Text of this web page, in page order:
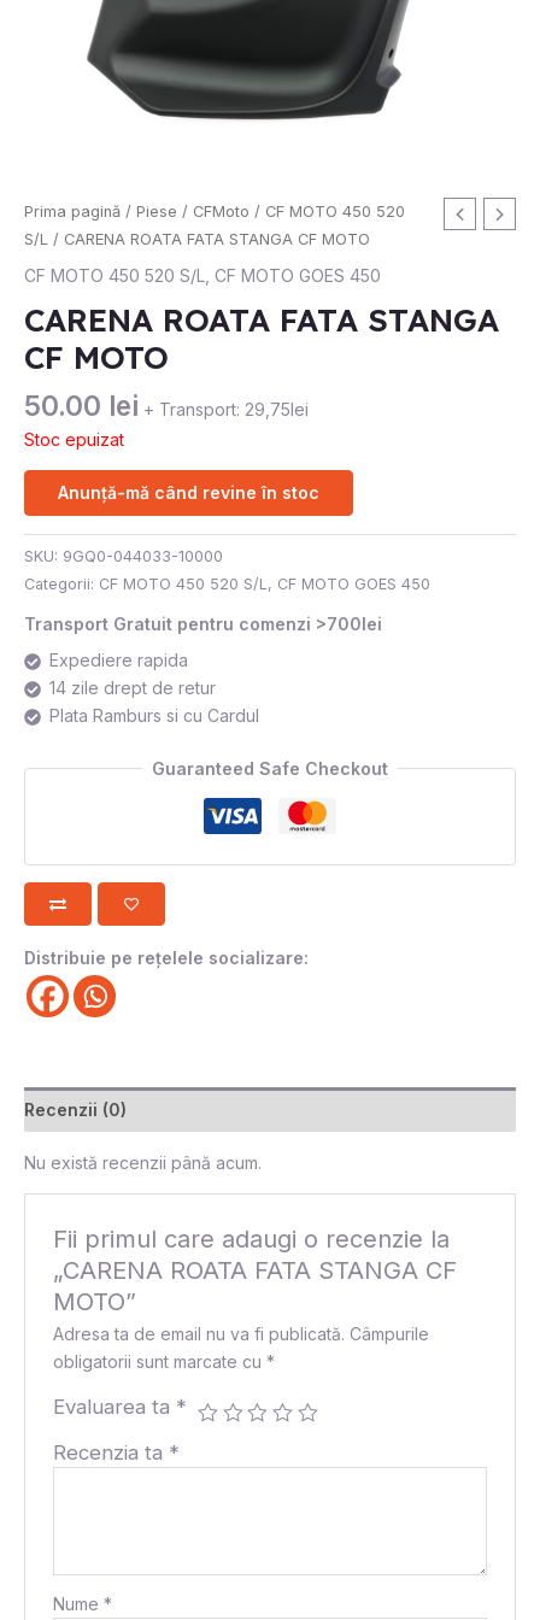
Prima pagină / Piese / CFMoto / CF MOTO 450 520
S/L
/ CARENA ROATA FATA STANGA CF MOTO
CF MOTO 450 520 S/L, CF MOTO GOES 450
CARENA ROATA FATA STANGA
CF MOTO
50.00 lei + Transport: 29,75lei
Stoc epuizat
Anunță-mă când revine în stoc
SKU: 9GQ0-044033-10000
Categorii: CF MOTO 450 520 S/L, CF MOTO GOES 450
Transport Gratuit pentru comenzi >700lei
Expediere rapida
14 zile drept de retur
Plata Ramburs si cu Cardul
Guaranteed Safe Checkout
Distribuie pe rețelele socializare:
Recenzii (0)
Nu există recenzii până acum.
Fii primul care adaugi o recenzie la
„CARENA ROATA FATA STANGA CF
MOTO”
Adresa ta de email nu va fi publicată. Câmpurile
obligatorii sunt marcate cu*
Evaluarea ta *
Recenzia ta *
Nume*